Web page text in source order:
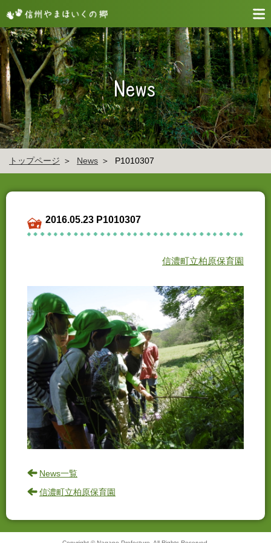
トップページ News P1010307
2016.05.23 P1010307
信濃町立柏原保育園
News一覧
信濃町立柏原保育園